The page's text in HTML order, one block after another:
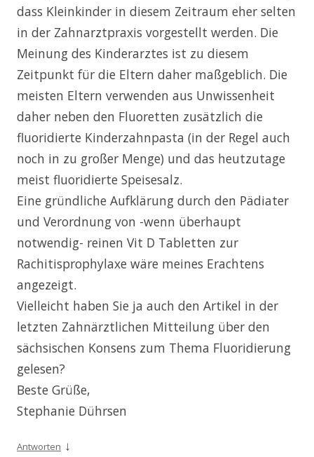
dass Kleinkinder in diesem Zeitraum eher selten
in der Zahnarztpraxis vorgestellt werden. Die
Meinung des Kinderarztes ist zu diesem
Zeitpunkt für die Eltern daher maßgeblich. Die
meisten Eltern verwenden aus Unwissenheit
daher neben den Fluoretten zusätzlich die
fluoridierte Kinderzahnpasta (in der Regel auch
noch in zu großer Menge) und das heutzutage
meist fluoridierte Speisesalz.
Eine gründliche Aufklärung durch den Pädiater
und Verordnung von -wenn überhaupt
notwendig- reinen Vit D Tabletten zur
Rachitisprophylaxe wäre meines Erachtens
angezeigt.
Vielleicht haben Sie ja auch den Artikel in der
letzten Zahnärztlichen Mitteilung über den
sächsischen Konsens zum Thema Fluoridierung
gelesen?
Beste Grüße,
Stephanie Dührsen
Antworten ↓